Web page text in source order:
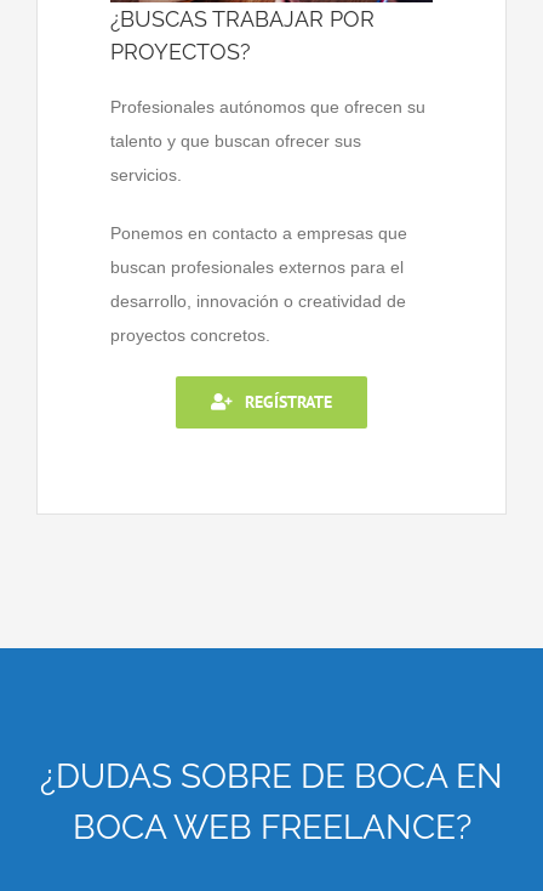
¿BUSCAS TRABAJAR POR
PROYECTOS?
Profesionales autónomos que ofrecen su
talento y que buscan ofrecer sus
servicios.
Ponemos en contacto a empresas que
buscan profesionales externos para el
desarrollo, innovación o creatividad de
proyectos concretos.
REGÍSTRATE
¿DUDAS SOBRE DE BOCA EN
BOCA WEB FREELANCE?